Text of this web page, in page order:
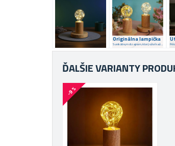
Originálna lampička
S unikátnym dizajnom, ktorý oživí každý interiér
ĎALŠIE VARIANTY
-9 %